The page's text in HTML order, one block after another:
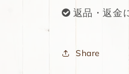
返品・返金
Share